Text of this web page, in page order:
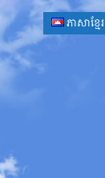
ភាសាខ្មែរ